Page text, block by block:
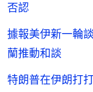
否認
據報美伊新一輪
蘭推動和談
特朗普在伊朗打